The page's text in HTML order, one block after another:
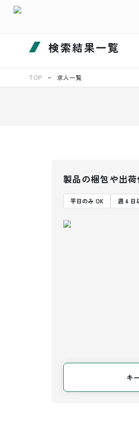
検索結果一覧
TOP 求人一覧
製品の梱包や出
平日のみ OK 週 4 日
キ